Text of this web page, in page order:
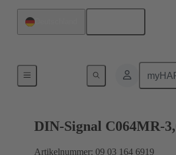
Motherboard-to-Daughtercard
DIN-Signal C064MR-
Artikelnummer: 09 03 164 6919